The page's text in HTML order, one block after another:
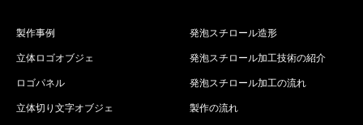
製作事例
立体ロゴオブジェ
ロゴパネル
立体切り文字オブジェ
発泡スチロール造形
発泡スチロール加工技術の紹介
発泡スチロール加工の流れ
製作の流れ